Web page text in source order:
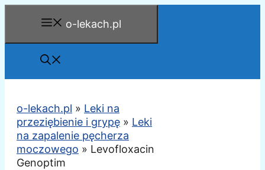
o-lekach.pl
o-lekach.pl » Leki na
przeziębienie i grypę » Leki
na zapalenie pęcherza
moczowego » Levofloxacin
Genoptim